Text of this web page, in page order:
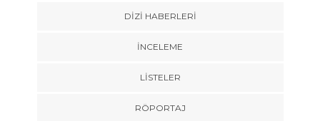
DIZI HABERLERI
İNCELEME
LISTELER
RÖPORTAJ